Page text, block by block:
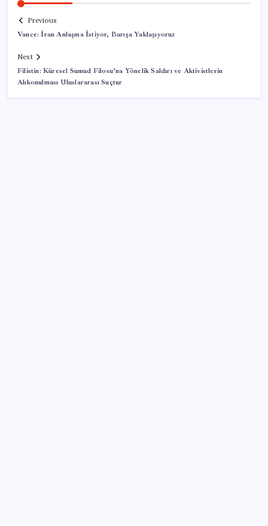
Previous
Vance: İran Anlaşma İstiyor, Barışa Yaklaşıyoruz
Next
Filistin: Küresel Sumud Filosu’na Yönelik Saldırı ve Aktivistlerin
Alıkonulması Uluslararası Suçtur